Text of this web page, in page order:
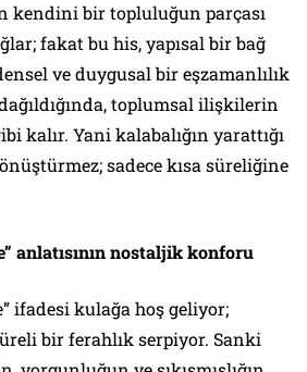
kendini bir topluluğun parçası
fakat bu his, yapısal bir bağ
ve duygusal bir eşzamanlılık
toplumsal ilişkilerin
kalır. Yani kalabalığın yarattığı
sadece kısa süreliğine
anlatısının nostaljik konforu
ifadesi kulağa hoş geliyor;
bir ferahlık serpiyor. Sanki